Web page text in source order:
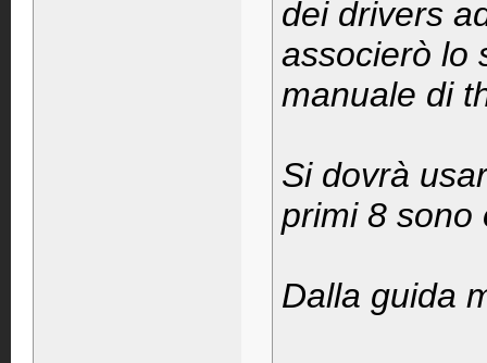
dei drivers
associerò lo
manuale di
Si dovrà
primi 8 sono
Dalla guida